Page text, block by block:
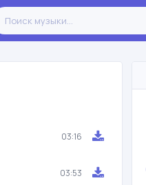
03:16
03:53